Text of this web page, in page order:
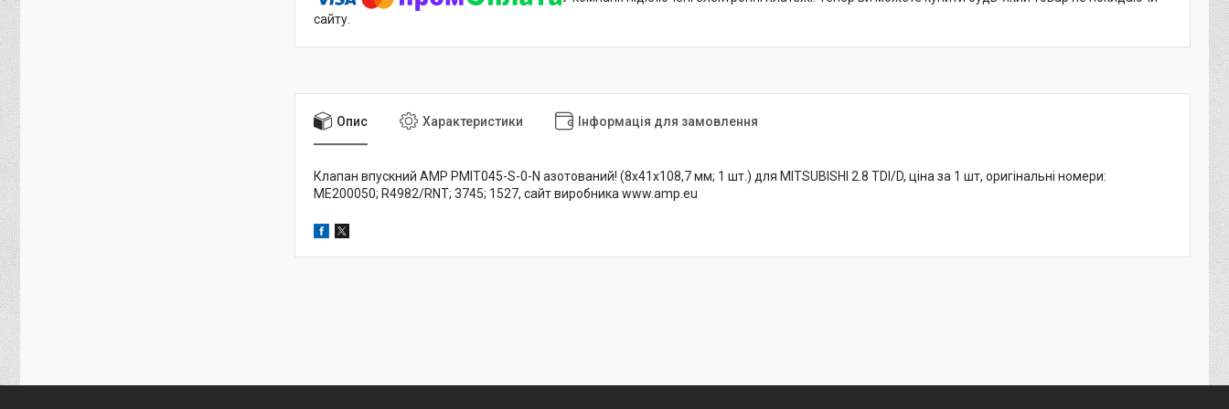
сайту.
Опис Характеристики Інформація для замовлення
Клапан впускний AMP PMIT045-S-0-N азотований! (8x41x108,7 мм; 1 шт.) для MITSUBISHI 2.8 TDI/D, ціна за 1 шт, оригінальні номери:
ME200050; R4982/RNT; 3745; 1527, сайт виробника www.amp.eu